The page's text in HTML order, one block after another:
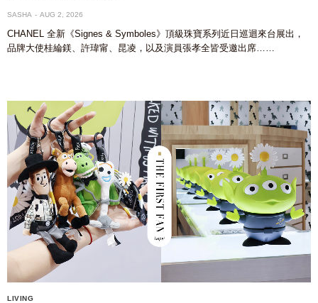
SASHA AUG 2, 2026
CHANEL 全新《Signes & Symboles》頂級珠寶系列近日巡迴來台展出，
品牌大使桂綸鎂、許瑋甯、昆凌，以及演員張孝全皆受邀出席……
LIVING